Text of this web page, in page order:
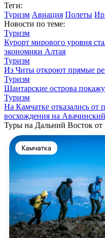
Теги:
Туризм Авиация Полеты
Новости по теме:
Туризм
Курорт мирового уровня
экономики Алтая
Туризм
Из Читы откроют прямые
Туризм
Шантарские острова
Туризм
На Камчатке отказались от
восхождения на
Туры на Дальний Восток от